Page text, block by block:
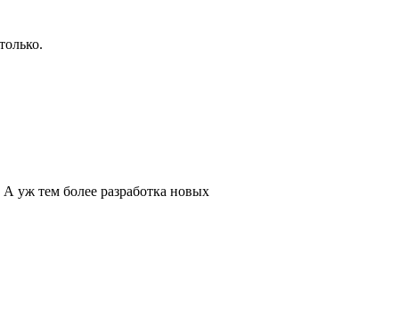
уж тем более разработка новых